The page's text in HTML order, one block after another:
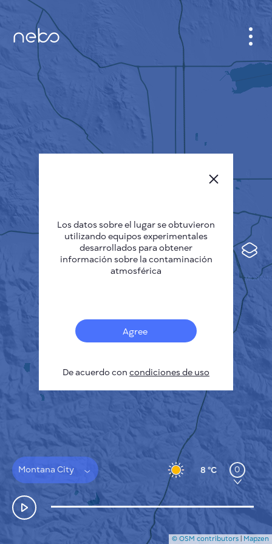
Sensores
Mapa de contaminación
Manchas térmicas
Viento
Montana City 8 °C 0
GABINETE
PLANO DE LA CIUDAD
SENSOR NEBO
QUIÉNES SOMOS
Deutsch
Español
Français
CÓMO FUNCIONA
POLÍTICA DE PRIVACIDAD
CONDICIONES GENERALES
GUÍA DE INSTALACIÓN
FAQ
CONTACTE CON NOSOTROS
© OSM contributors | Mapzen
Los datos sobre el lugar se obtuvieron
utilizando equipos experimentales
desarrollados para obtener
información sobre la contaminación
atmosférica
Agree
De acuerdo con condiciones de uso